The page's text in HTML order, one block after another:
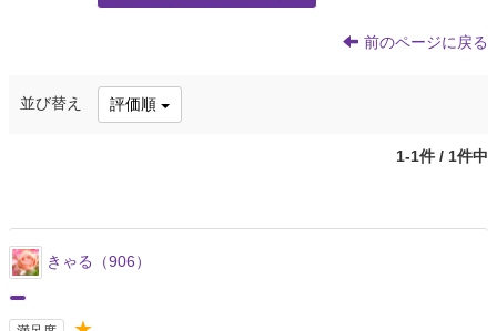
i
前のページに戻る
並び替え 評価順
1-1件 / 1件中
きゃる（906）